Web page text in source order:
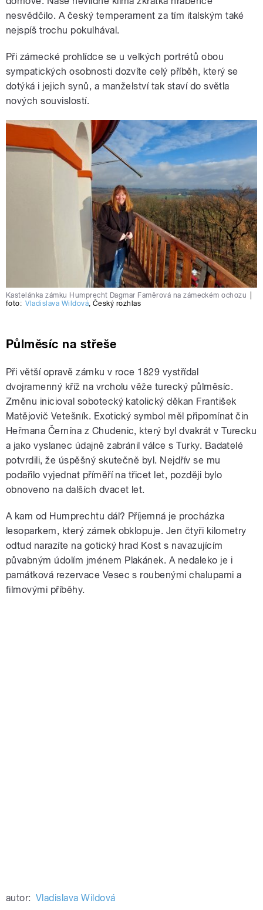
nesvědčilo. A český temperament za tím italským také
nejspíš trochu pokulhával.
Při zámecké prohlídce se u velkých portrétů obou
sympatických osobnosti dozvíte celý příběh, který se
dotýká i jejich synů, a manželství tak staví do světla
nových souvislostí.
Kastelánka zámku Humprecht Dagmar Faměrová na zámeckém ochozu
foto: Vladislava Wildová,Český rozhlas
Půlměsíc na střeše
Při větší opravě zámku v roce 1829 vystřídal
dvojramenný kříž na vrcholu věže turecký půlměsíc.
Změnu inicioval sobotecký katolický děkan František
Matějovič Vetešník. Exotický symbol měl připomínat čin
Heřmana Černína z Chudenic, který byl dvakrát v Turecku
a jako vyslanec údajně zabránil válce s Turky. Badatelé
potvrdili, že úspěšný skutečně byl. Nejdřív se mu
podařilo vyjednat příměří na třicet let, později bylo
obnoveno na dalších dvacet let.
A kam od Humprechtu dál? Příjemná je procházka
lesoparkem, který zámek obklopuje. Jen čtyři kilometry
odtud narazíte na gotický hrad Kost s navazujícím
půvabným údolím jménem Plakánek. A nedaleko je i
památková rezervace Vesec s roubenými chalupami a
filmovými příběhy.
autor: Vladislava Wildová